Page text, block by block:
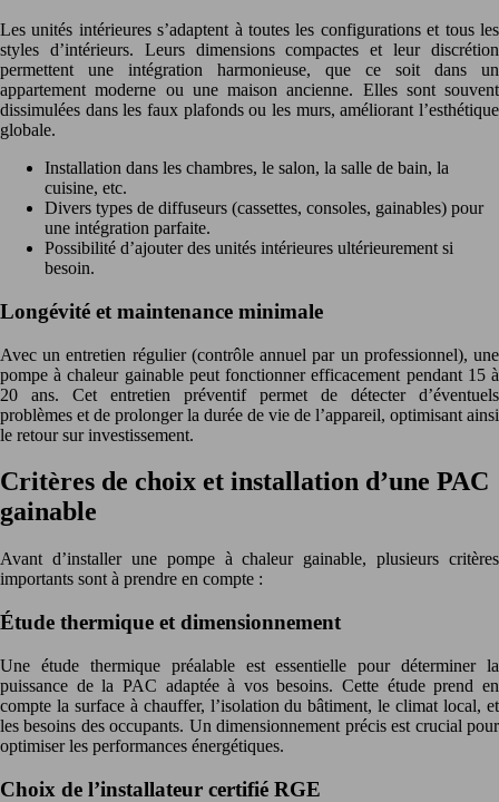
Les unités intérieures s’adaptent à toutes les configurations et tous les
styles d’intérieurs. Leurs dimensions compactes et leur discrétion
permettent une intégration harmonieuse, que ce soit dans un
appartement moderne ou une maison ancienne. Elles sont souvent
dissimulées dans les faux plafonds ou les murs, améliorant l’esthétique
globale.
Installation dans les chambres, le salon, la salle de bain, la
cuisine, etc.
Divers types de diffuseurs (cassettes, consoles, gainables) pour
une intégration parfaite.
Possibilité d’ajouter des unités intérieures ultérieurement si
besoin.
Longévité et maintenance minimale
Avec un entretien régulier (contrôle annuel par un professionnel), une
pompe à chaleur gainable peut fonctionner efficacement pendant 15 à
20 ans. Cet entretien préventif permet de détecter d’éventuels
problèmes et de prolonger la durée de vie de l’appareil, optimisant ainsi
le retour sur investissement.
Critères de choix et installation d’une PAC
gainable
Avant d’installer une pompe à chaleur gainable, plusieurs critères
importants sont à prendre en compte :
Étude thermique et dimensionnement
Une étude thermique préalable est essentielle pour déterminer la
puissance de la PAC adaptée à vos besoins. Cette étude prend en
compte la surface à chauffer, l’isolation du bâtiment, le climat local, et
les besoins des occupants. Un dimensionnement précis est crucial pour
optimiser les performances énergétiques.
Choix de l’installateur certifié RGE